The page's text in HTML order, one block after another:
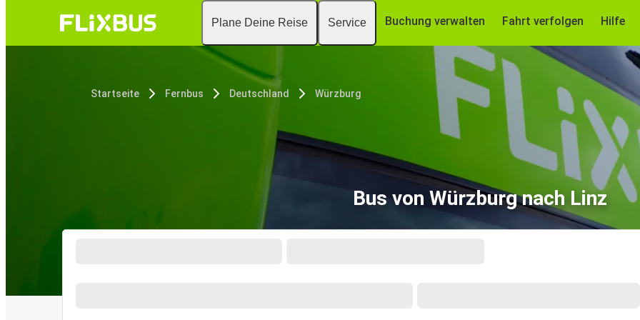
Plane Deine Reise Service Buchung verwalten Fahrt verfolgen Hilfe
Startseite Fernbus Deutschland Würzburg
Bus von Würzburg nach Linz